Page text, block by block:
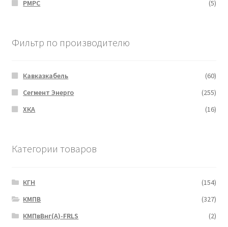
РМРС
(5)
Фильтр по производителю
Кавказкабель
(60)
Сегмент Энерго
(255)
ХКА
(16)
Категории товаров
КГН
(154)
КМПВ
(327)
КМПвВнг(А)-FRLS
(2)